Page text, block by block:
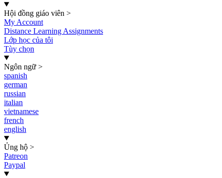
Hội đồng giáo viên >
My Account
Distance Learning Assignments
Lớp học của tôi
Tùy chọn
Ngôn ngữ >
spanish
german
russian
italian
vietnamese
french
english
Ủng hộ >
Patreon
Paypal